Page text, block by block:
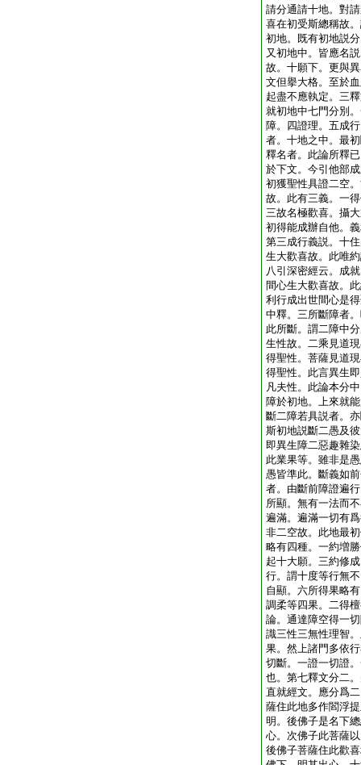
請分通請十地。對
喜在初受斯總稱故
初地。既有初地説
又初地中。皆應名
故。十願下。更與
文但擧大格。至於
起盡不應執定。三
就初地中七門分別
障。四證理。五成
者。十地之中。最
釋名者。此論所釋
於下文。今引他部
初獲聖性具證二空
故。此有三義。一
三故名極歡喜。攝
初得能成辦自他。
第三成行義説。十
生大歡喜故。此唯
八引深密經云。成
間心生大歡喜故。
利行成出世間心是
中釋。三所斷障者
此所斷。謂二障中
生性故。二乘見道
得聖性。菩薩見道
得聖性。此言異生
凡夫性。此論本分
障於初地。上來就
斷二障若具説者。
斯初地説斷二愚及
即異生障二惡趣雜
此業果等。雖非是
愚皆準此。斷義如
者。由斷前障證遍
所顯。無有一法而
遍滿。遍滿一切有
非二空故。此地最
略有四種。一約増
起十大願。三約修
行。謂十度等行無
自顯。六所得果略
調柔等四果。二得
論。通達障空得一
識三性三無性理智
果。然上諸門多依
切斷。一證一切證
也。第七釋文分二
直就經文。應分爲
薩住此地多作閻浮
明。後佛子是名下
心。次佛子此菩薩
後佛子菩薩住此歡